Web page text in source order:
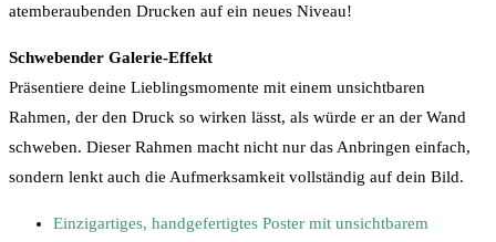
atemberaubenden Drucken auf ein neues Niveau!
Schwebender Galerie-Effekt
Präsentiere deine Lieblingsmomente mit einem unsichtbaren
Rahmen, der den Druck so wirken lässt, als würde er an der Wand
schweben. Dieser Rahmen macht nicht nur das Anbringen einfach,
sondern lenkt auch die Aufmerksamkeit vollständig auf dein Bild.
Einzigartiges, handgefertigtes Poster mit unsichtbarem